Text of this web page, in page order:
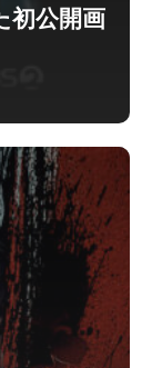
初公開画